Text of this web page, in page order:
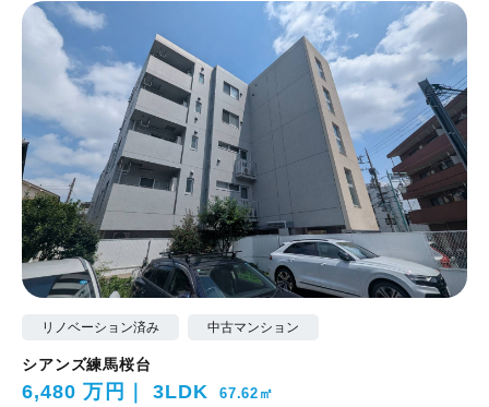
リノベーション済み 中古マンション
シアンズ練馬桜台
6,480 万円 3LDK 67.62㎡